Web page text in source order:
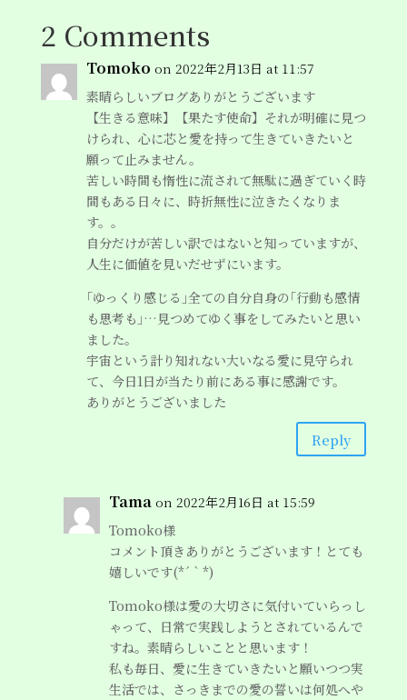
2 Comments
Tomoko on 2022年2月13日 at 11:57
素晴らしいブログありがとうございます
【生きる意味】【果たす使命】それが明確に見つ
けられ、心に芯と愛を持って生きていきたいと
願って止みません。
苦しい時間も惰性に流されて無駄に過ぎていく時
間もある日々に、時折無性に泣きたくなりま
す。。
自分だけが苦しい訳ではないと知っていますが、
人生に価値を見いだせずにいます。
｢ゆっくり感じる｣全ての自分自身の｢行動も感情
も思考も｣…見つめてゆく事をしてみたいと思い
ました。
宇宙という計り知れない大いなる愛に見守られ
て、今日1日が当たり前にある事に感謝です。
ありがとうございました
Reply
Tama on 2022年2月16日 at 15:59
Tomoko様
コメント頂きありがとうございます！とても
嬉しいです(*´｀*)
Tomoko様は愛の大切さに気付いていらっし
ゃって、日常で実践しようとされているんで
すね。素晴らしいことと思います！
私も毎日、愛に生きていきたいと願いつつ実
生活では、さっきまでの愛の誓いは何処へや